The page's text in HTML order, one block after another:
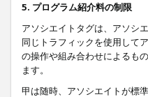
5. プログラム紹介料の制限
アソシエイトタグは、アソシ
同じトラフィックを使用して
の操作や組み合わせによるも
ます。
甲は随時、アソシエイトが標